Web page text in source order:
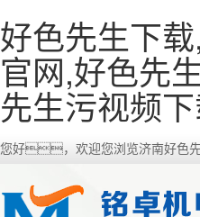
好色先生下
官网,好色先
先生污视频
您好，欢迎您浏览济南好色